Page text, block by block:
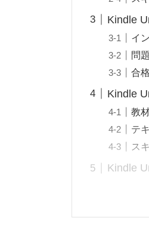
Kindle
イ
問
合
Kindle
教
テ
ス
Kindle